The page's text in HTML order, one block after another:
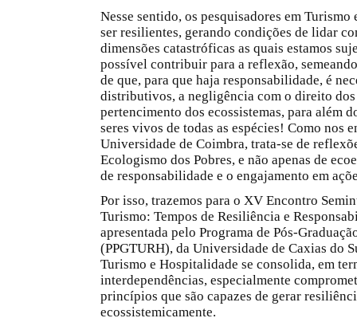
Nesse sentido, os pesquisadores em
ser resilientes, gerando condições de lidar
dimensões catastróficas as quais estamos
possível contribuir para a reflexão,
de que, para que haja responsabilidade, é
distributivos, a negligência com o direito dos
pertencimento dos ecossistemas, para além
seres vivos de todas as espécies! Como nos
Universidade de Coimbra, trata-se de
Ecologismo dos Pobres, e não apenas de
de responsabilidade e o engajamento em
Por isso, trazemos para o XV Encontro
Turismo: Tempos de Resiliência e
apresentada pelo Programa de Pós-
(PPGTURH), da Universidade de Caxias do
Turismo e Hospitalidade se consolida, em
interdependências, especialmente
princípios que são capazes de gerar
ecossistemicamente.